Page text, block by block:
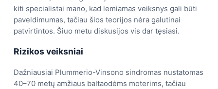
kiti specialistai mano, kad lemiamas veiksnys gali būti
paveldimumas, tačiau šios teorijos nėra galutinai
patvirtintos. Šiuo metu diskusijos vis dar tęsiasi.
Rizikos veiksniai
Dažniausiai Plummerio-Vinsono sindromas nustatomas
40–70 metų amžiaus baltaodėms moterims, tačiau